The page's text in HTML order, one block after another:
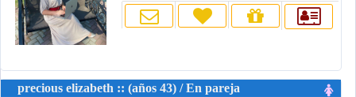
precious elizabeth :: (años 43) / En pareja